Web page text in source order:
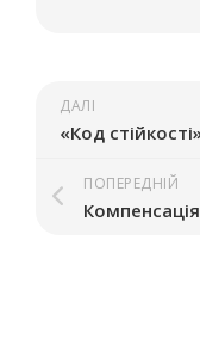
ДАЛІ
ПОПЕРЕДНІЙ